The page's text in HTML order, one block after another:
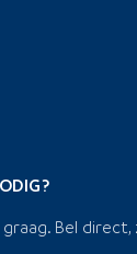
Bel